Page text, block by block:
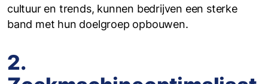
cultuur en trends, kunnen bedrijven een sterke
band met hun doelgroep opbouwen.
2.